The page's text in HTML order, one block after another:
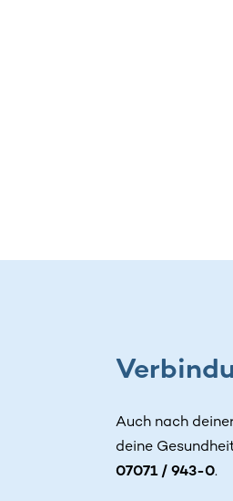
Auch nach
deine
07071 / 943-0.